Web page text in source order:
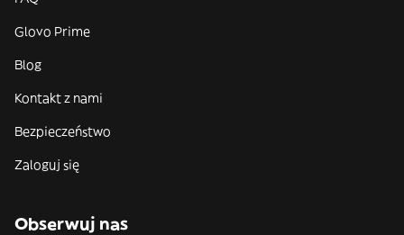
Glovo Prime
Blog
Kontakt z nami
Bezpieczeństwo
Zaloguj się
Obserwuj nas